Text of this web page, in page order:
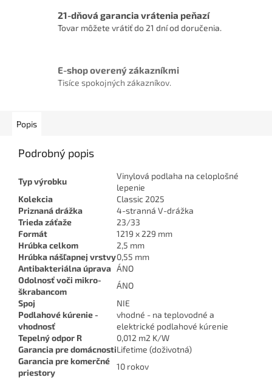
21-dňová garancia vrátenia peňazí
Tovar môžete vrátiť do 21 dní od doručenia.
E-shop overený zákazníkmi
Tisíce spokojných zákazníkov.
Popis
Podrobný popis
Typ výrobku
Vinylová podlaha na celoplošné
lepenie
Kolekcia
Classic 2025
Priznaná drážka
4-stranná V-drážka
Trieda záťaže
23/33
Formát
1219 x 229 mm
Hrúbka celkom
2,5 mm
Hrúbka nášľapnej vrstvy0,55 mm
Antibakteriálna úprava ÁNO
Odolnosť voči mikro-
škrabancom
ÁNO
Spoj
NIE
Podlahové kúrenie -
vhodnosť
vhodné - na teplovodné a
elektrické podlahové kúrenie
Tepelný odpor R
0,012 m2 K/W
Garancia pre domácnostiLifetime (doživotná)
Garancia pre komerčné
priestory
10 rokov